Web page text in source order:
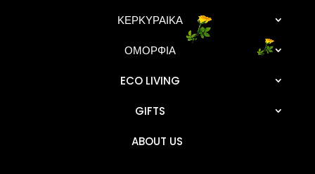
ΚΕΡΚΥΡΑΙΚΑ
ΟΜΟΡΦΙΑ
ECO LIVING
GIFTS
ABOUT US